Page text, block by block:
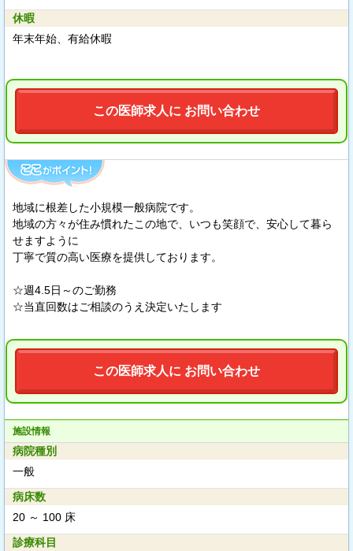
休暇
年末年始、有給休暇
この医師求人に お問い合わせ
地域に根差した小規模一般病院です。
地域の方々が住み慣れたこの地で、いつも笑顔で、安心して暮ら
せますように
丁寧で質の高い医療を提供しております。
☆週4.5日～のご勤務
☆当直回数はご相談のうえ決定いたします
この医師求人に お問い合わせ
施設情報
病院種別
一般
病床数
20 ～ 100 床
診療科目